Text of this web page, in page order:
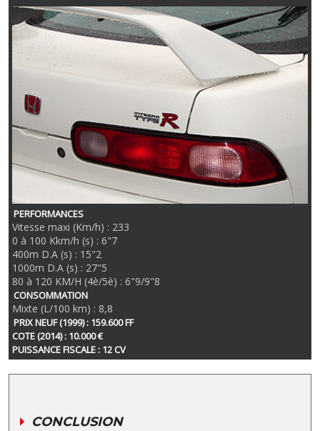
PERFORMANCES
Vitesse maxi (Km/h) : 233
0 à 100 Kkm/h (s) : 6"7
400m D.A (s) : 15"2
1000m D.A (s) : 27"5
80 à 120 KM/H (4è/5è) : 6"9/9"8
CONSOMMATION
Mixte (L/100 km) : 8,8
PRIX NEUF (1999) : 159.600 FF
COTE (2014) : 10.000 €
PUISSANCE FISCALE : 12 CV
CONCLUSION